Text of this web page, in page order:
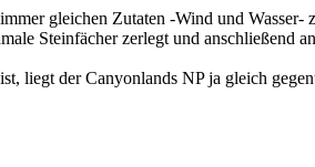
gleichen Zutaten -Wind und Wasser-
Steinfächer zerlegt und anschließend
liegt der Canyonlands NP ja gleich